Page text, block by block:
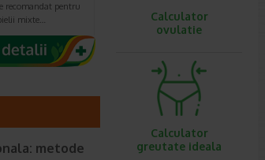
recomandat pentru
mixte…
metode
Calculator
ovulatie
Calculator
greutate ideala